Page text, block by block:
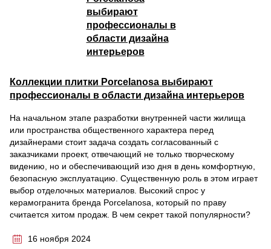
Коллекции плитки Porcelanosa выбирают
профессионалы в области дизайна интерьеров
На начальном этапе разработки внутренней части жилища
или пространства общественного характера перед
дизайнерами стоит задача создать согласованный с
заказчиками проект, отвечающий не только творческому
видению, но и обеспечивающий изо дня в день комфортную,
безопасную эксплуатацию. Существенную роль в этом играет
выбор отделочных материалов. Высокий спрос у
керамогранита бренда Porcelanosa, который по праву
считается хитом продаж. В чем секрет такой популярности?
16 ноября 2024